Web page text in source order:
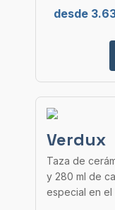
desde
Verdux
Taza de
y 280 ml de
especial en el